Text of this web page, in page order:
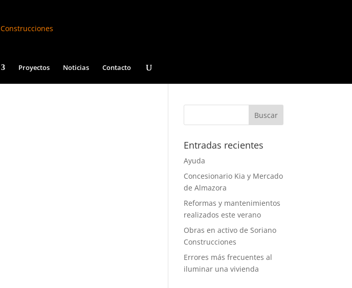
Proyectos Noticias Contacto
Entradas recientes
Ayuda
Concesionario Kia y Mercado
de Almazora
Reformas y mantenimientos
realizados este verano
Obras en activo de Soriano
Construcciones
Errores más frecuentes al
iluminar una vivienda